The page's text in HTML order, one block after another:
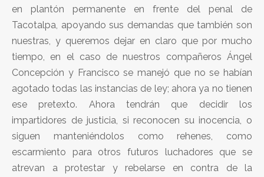
en plantón permanente en frente del penal de
Tacotalpa, apoyando sus demandas que también son
nuestras, y queremos dejar en claro que por mucho
tiempo, en el caso de nuestros compañeros Ángel
Concepción y Francisco se manejó que no se habían
agotado todas las instancias de ley; ahora ya no tienen
ese pretexto. Ahora tendrán que decidir los
impartidores de justicia, si reconocen su inocencia, o
siguen manteniéndolos como rehenes, como
escarmiento para otros futuros luchadores que se
atrevan a protestar y rebelarse en contra de la